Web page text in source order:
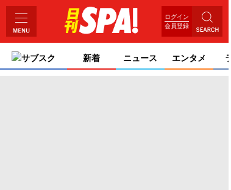
ログイン
会員登録
サブスク 新着 ニュース エンタメ